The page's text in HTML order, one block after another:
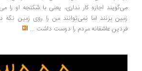
اجازه کار نداری، یعنی با شکنجه او را
بزنند اما نمی‌توانند من را روی زمین نگه
عاشقانه مردم را دوست داشت ...